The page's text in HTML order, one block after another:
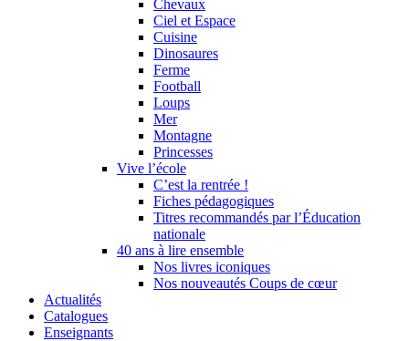
Chevaux
Ciel et Espace
Cuisine
Dinosaures
Ferme
Football
Loups
Mer
Montagne
Princesses
Vive l’école
C’est la rentrée !
Fiches pédagogiques
Titres recommandés par l’Éducation
nationale
40 ans à lire ensemble
Nos livres iconiques
Nos nouveautés Coups de cœur
Actualités
Catalogues
Enseignants